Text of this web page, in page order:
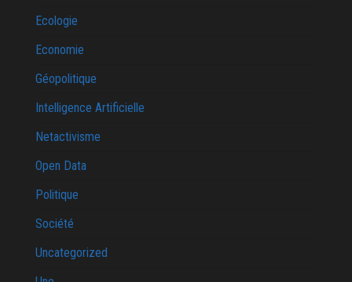
Ecologie
Economie
Géopolitique
Intelligence Artificielle
Netactivisme
Open Data
Politique
Société
Uncategorized